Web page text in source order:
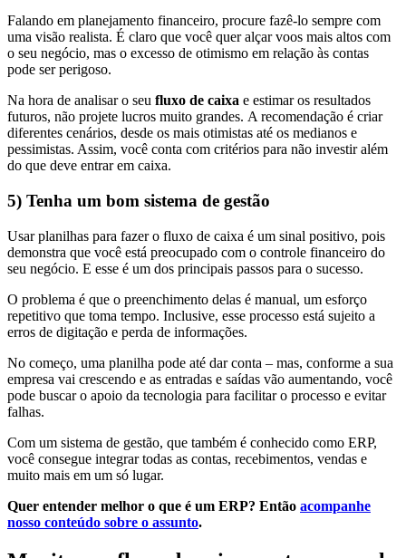
Falando em planejamento financeiro, procure fazê-lo sempre com
uma visão realista. É claro que você quer alçar voos mais altos com
o seu negócio, mas o excesso de otimismo em relação às contas
pode ser perigoso.
Na hora de analisar o seu fluxo de caixa e estimar os resultados
futuros, não projete lucros muito grandes. A recomendação é criar
diferentes cenários, desde os mais otimistas até os medianos e
pessimistas. Assim, você conta com critérios para não investir além
do que deve entrar em caixa.
5) Tenha um bom sistema de gestão
Usar planilhas para fazer o fluxo de caixa é um sinal positivo, pois
demonstra que você está preocupado com o controle financeiro do
seu negócio. E esse é um dos principais passos para o sucesso.
O problema é que o preenchimento delas é manual, um esforço
repetitivo que toma tempo. Inclusive, esse processo está sujeito a
erros de digitação e perda de informações.
No começo, uma planilha pode até dar conta – mas, conforme a sua
empresa vai crescendo e as entradas e saídas vão aumentando, você
pode buscar o apoio da tecnologia para facilitar o processo e evitar
falhas.
Com um sistema de gestão, que também é conhecido como ERP,
você consegue integrar todas as contas, recebimentos, vendas e
muito mais em um só lugar.
Quer entender melhor o que é um ERP? Então acompanhe
nosso conteúdo sobre o assunto.